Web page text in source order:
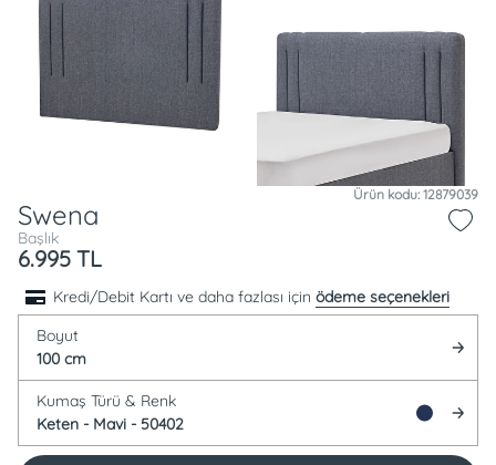
Ürün kodu: 12879039
Swena
Başlık
6.995 TL
Kredi/Debit Kartı ve daha fazlası için ödeme seçenekleri
Boyut
100 cm
Kumaş Türü & Renk
Keten - Mavi - 50402